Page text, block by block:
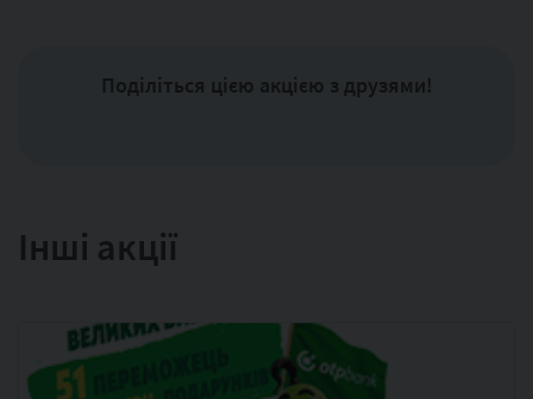
Поділіться цією акцією з друзями!
Інші акції